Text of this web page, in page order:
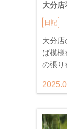
大分
日記
大分
ば模様
の張り